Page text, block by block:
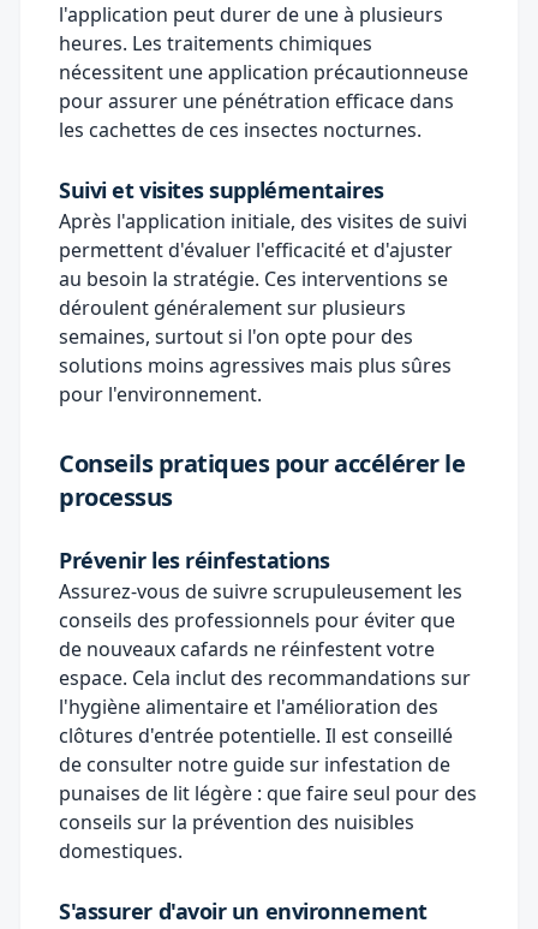
l'application peut durer de une à plusieurs
heures. Les traitements chimiques
nécessitent une application précautionneuse
pour assurer une pénétration efficace dans
les cachettes de ces insectes nocturnes.
Suivi et visites supplémentaires
Après l'application initiale, des visites de suivi
permettent d'évaluer l'efficacité et d'ajuster
au besoin la stratégie. Ces interventions se
déroulent généralement sur plusieurs
semaines, surtout si l'on opte pour des
solutions moins agressives mais plus sûres
pour l'environnement.
Conseils pratiques pour accélérer le
processus
Prévenir les réinfestations
Assurez-vous de suivre scrupuleusement les
conseils des professionnels pour éviter que
de nouveaux cafards ne réinfestent votre
espace. Cela inclut des recommandations sur
l'hygiène alimentaire et l'amélioration des
clôtures d'entrée potentielle. Il est conseillé
de consulter notre guide sur infestation de
punaises de lit légère : que faire seul pour des
conseils sur la prévention des nuisibles
domestiques.
S'assurer d'avoir un environnement